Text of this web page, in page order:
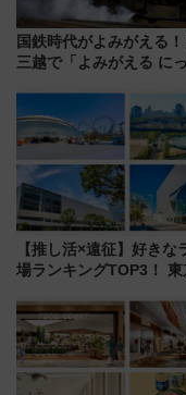
国鉄時代がよみがえる
三越で「よみがえる に
敬の名作写真も、駅弁フ
同時開催！
【推し活×遠征】好きな
場ランキングTOP3！ 東
由と交通アクセス術、
場に何を求める？